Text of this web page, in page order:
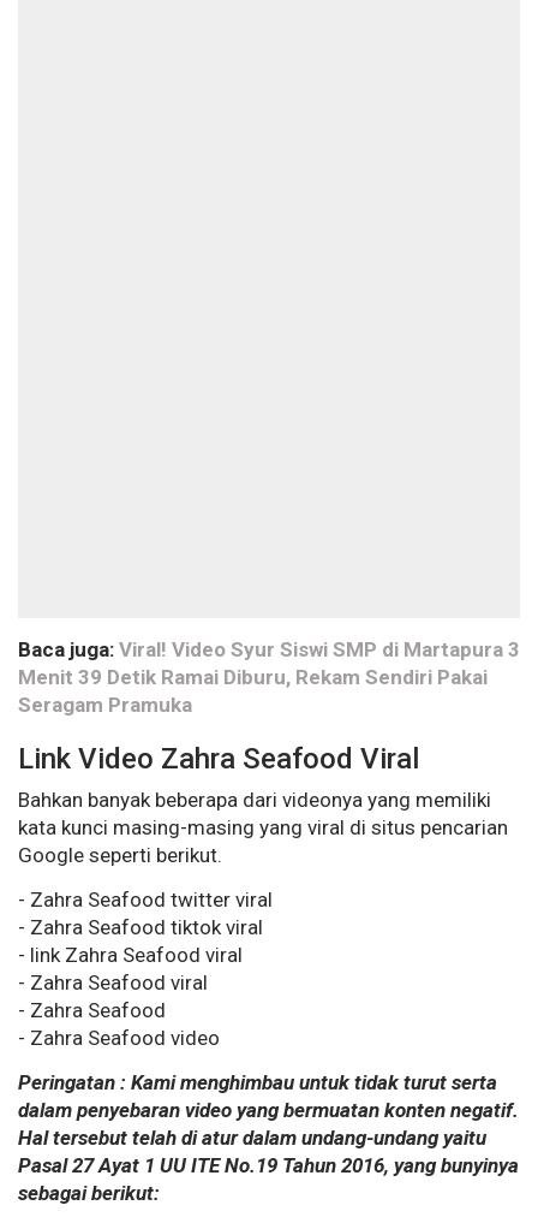
Baca juga: Viral! Video Syur Siswi SMP di Martapura 3
Menit 39 Detik Ramai Diburu, Rekam Sendiri Pakai
Seragam Pramuka
Link Video Zahra Seafood Viral
Bahkan banyak beberapa dari videonya yang memiliki
kata kunci masing-masing yang viral di situs pencarian
Google seperti berikut.
- Zahra Seafood twitter viral
- Zahra Seafood tiktok viral
- link Zahra Seafood viral
- Zahra Seafood viral
- Zahra Seafood
- Zahra Seafood video
Peringatan : Kami menghimbau untuk tidak turut serta
dalam penyebaran video yang bermuatan konten negatif.
Hal tersebut telah di atur dalam undang-undang yaitu
Pasal 27 Ayat 1 UU ITE No.19 Tahun 2016, yang bunyinya
sebagai berikut: